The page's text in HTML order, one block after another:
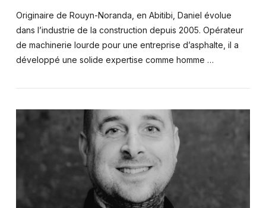
VIEW POST
Originaire de Rouyn-Noranda, en Abitibi, Daniel évolue
dans l’industrie de la construction depuis 2005. Opérateur
de machinerie lourde pour une entreprise d’asphalte, il a
développé une solide expertise comme homme …